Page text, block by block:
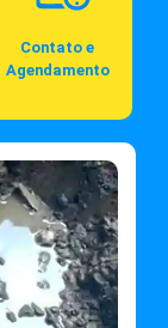
Contato e
Agendamento